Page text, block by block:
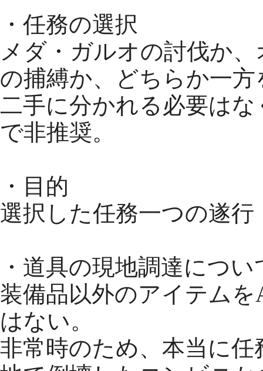
・任務の選択
メダ・ガルオの討伐か
の捕縛か、どちらか一
二手に分かれる必要は
で非推奨。
・目的
選択した任務一つの遂行
・道具の現地調達につい
装備品以外のアイテム
はない。
非常時のため、本当に